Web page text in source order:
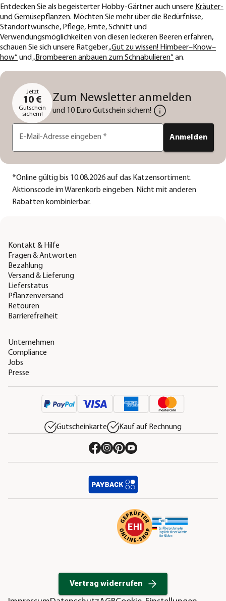
Entdecken Sie als begeisterter Hobby-Gärtner auch unsere Kräuter-
und Gemüsepflanzen. Möchten Sie mehr über die Bedürfnisse,
Standortwünsche, Pflege, Ernte, Schnitt und
Verwendungsmöglichkeiten von diesen leckeren Beeren erfahren,
schauen Sie sich unsere Ratgeber„Gut zu wissen! Himbeer–Know–
how“ und „Brombeeren anbauen zum Schnabulieren“ an.
Jetzt
10 €
Gutschein
sichern!
Zum Newsletter anmelden
und 10 Euro Gutschein sichern!
E-Mail-Adresse eingeben * Anmelden
*Online gültig bis 10.08.2026 auf das Katzensortiment.
Aktionscode im Warenkorb eingeben. Nicht mit anderen
Rabatten kombinierbar.
Kontakt & Hilfe
Fragen & Antworten
Bezahlung
Versand & Lieferung
Lieferstatus
Pflanzenversand
Retouren
Barrierefreiheit
Unternehmen
Compliance
Jobs
Presse
Gutscheinkarte Kauf auf Rechnung
Vertrag widerrufen